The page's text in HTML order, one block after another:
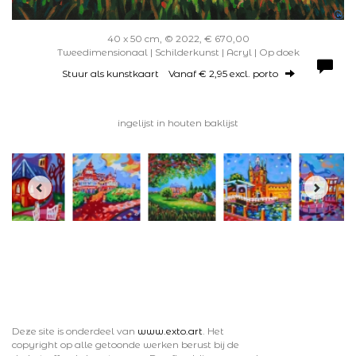
40 x 50 cm, © 2022, € 670,00
Tweedimensionaal | Schilderkunst | Acryl | Op doek
Stuur als kunstkaart Vanaf € 2,95 excl. porto
ingelijst in houten baklijst
Deze site is onderdeel van www.exto.art. Het
copyright op alle getoonde werken berust bij de